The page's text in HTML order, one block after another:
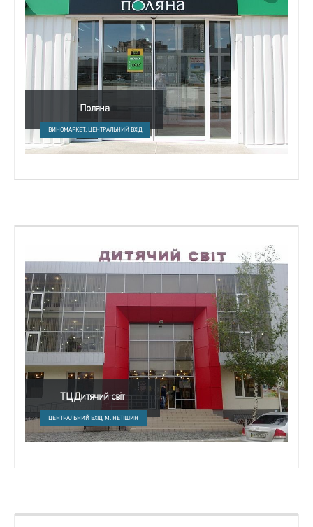
Поляна
ВИНОМАРКЕТ, ЦЕНТРАЛЬНИЙ ВХІД
ТЦ Дитячий світ
ЦЕНТРАЛЬНИЙ ВХІД, М. НЕТІШИН